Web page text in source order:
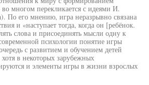
многом перекликается с идеями И.
его мнению, игра неразрывно связана
и «наступает тогда, когда он [ребёнок.
слова и присоединять мысли одну к
психологии понятие игры
с развитием и обучением детей
в некоторых зарубежных
и элементы игры в жизни взрослых